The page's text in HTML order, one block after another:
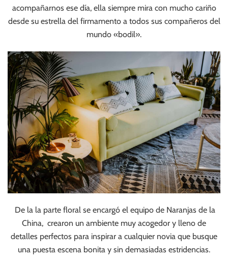
acompañarnos ese día, ella siempre mira con mucho cariño
desde su estrella del firmamento a todos sus compañeros del
mundo «bodil».
De la la parte floral se encargó el equipo de Naranjas de la
China, crearon un ambiente muy acogedor y lleno de
detalles perfectos para inspirar a cualquier novia que busque
una puesta escena bonita y sin demasiadas estridencias.